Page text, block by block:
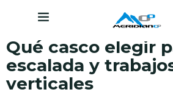
Qué casco elegir
escalada y
verticales